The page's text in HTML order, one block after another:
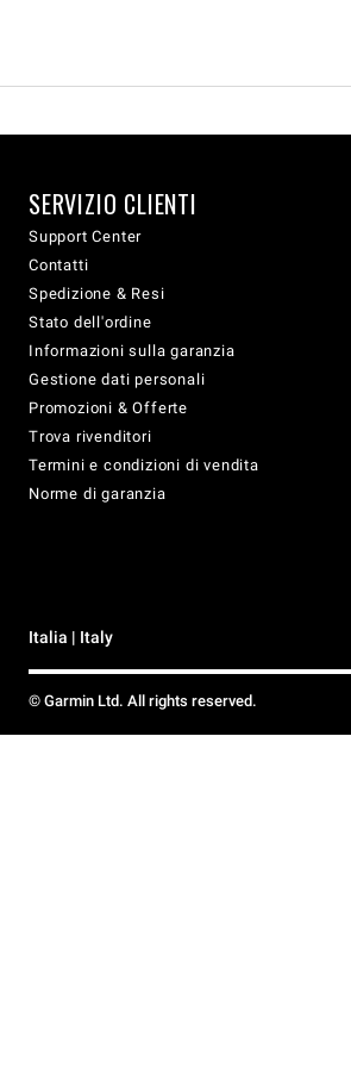
SERVIZIO CLIENTI
Support Center
Contatti
Spedizione & Resi
Stato dell'ordine
Informazioni sulla garanzia
Gestione dati personali
Promozioni & Offerte
Trova rivenditori
Termini e condizioni di vendita
Norme di garanzia
Italia | Italy
© Garmin Ltd. All rights reserved.